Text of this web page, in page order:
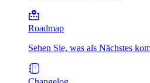
Roadmap
Sehen Sie, was als Nächstes